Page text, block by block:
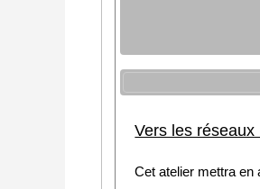
Vers les
Cet atelier mettra en